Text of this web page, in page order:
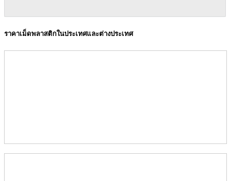
ราคาเม็ดพลาสติกในประเทศและต่างประเทศ